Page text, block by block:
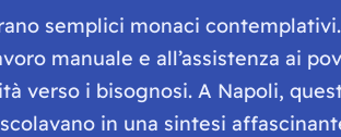
semplici monaci
manuale e all’assistenza ai
verso i bisognosi. A Napoli,
in una sintesi